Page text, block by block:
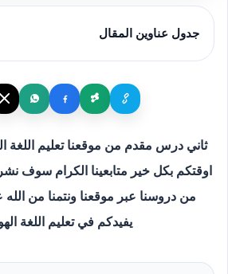
جدول عناوين المقال
ثاني درس مقدم من موقعنا تعليم اللغة
اوقتكم بكل خير متابعينا الكرام سوف
من دروسنا عبر موقعنا ونتمنا من
يفيدكم في تعليم اللغة